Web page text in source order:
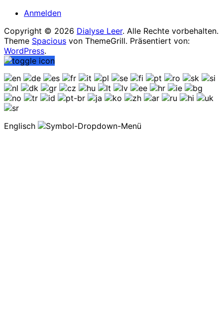
Anmelden
Copyright © 2026 Dialyse Leer. Alle Rechte vorbehalten.
Theme Spacious von ThemeGrill. Präsentiert von:
WordPress.
Englisch